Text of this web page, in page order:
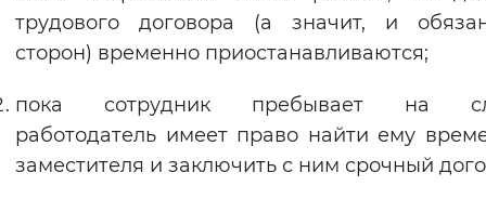
трудового договора (а значит, и
сторон) временно приостанавливаются;
пока сотрудник пребывает на
работодатель имеет право найти ему
заместителя и заключить с ним срочный